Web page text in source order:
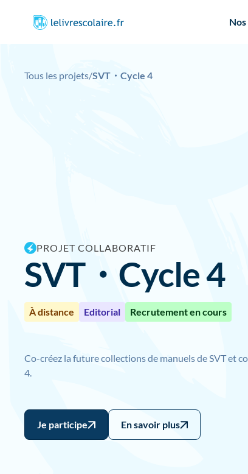
Tous les projets/SVT・Cycle 4
PROJET COLLABORATIF
SVT・Cycle 4
À distance Editorial Recrutement en cours
Co-créez la future collections de manuels de SVT et
4.
Je participe En savoir plus